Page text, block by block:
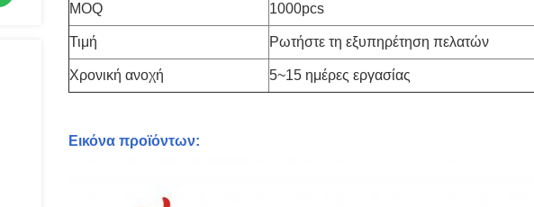
MOQ 1000pcs
Τιμή Ρωτήστε τη εξυπηρέτηση πελατών
Χρονική ανοχή 5~15 ημέρες εργασίας
Εικόνα προϊόντων: